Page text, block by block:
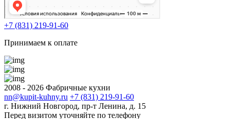
+7 (831) 219-91-60
Принимаем к оплате
2008 - 2026 Фабричные кухни
nn@kupit-kuhny.ru +7 (831) 219-91-60
г. Нижний Новгород, пр-т Ленина, д. 15
Перед визитом уточняйте по телефону